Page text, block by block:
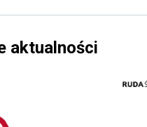
aktualności